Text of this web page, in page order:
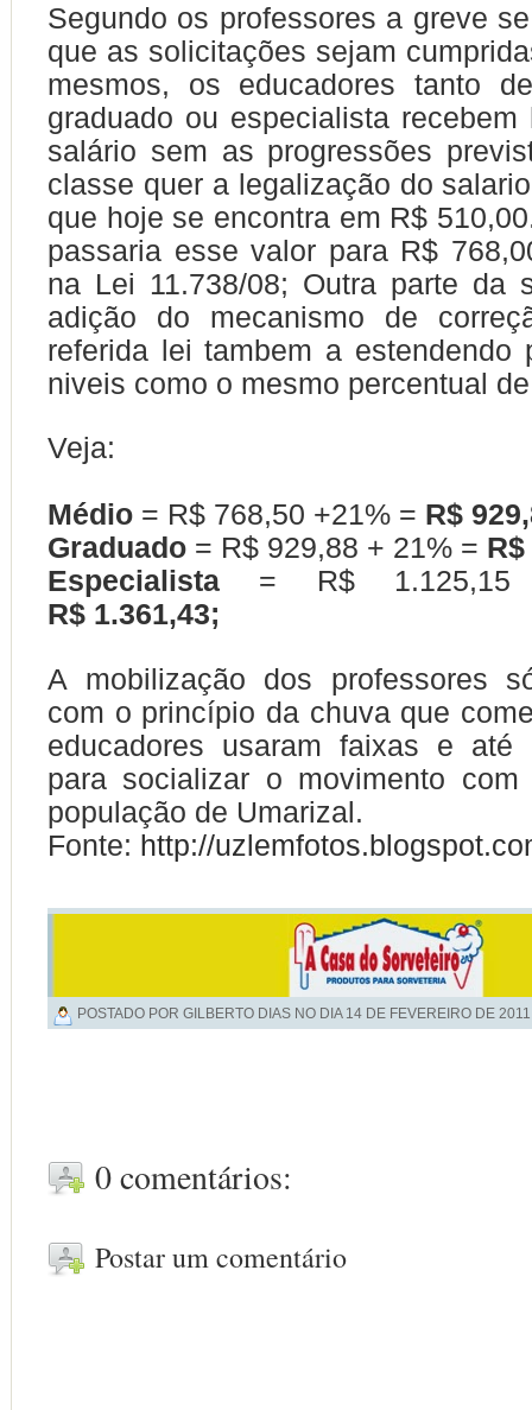
Segundo os professores a greve
que as solicitações sejam
mesmos, os educadores tanto
graduado ou especialista
salário sem as progressões
classe quer a legalização do
que hoje se encontra em R$
passaria esse valor para R$
na Lei 11.738/08; Outra parte da
adição do mecanismo de
referida lei tambem a estendendo
niveis como o mesmo percentual
Veja:
Médio = R$ 768,50 +21% = R$
Graduado = R$ 929,88 + 21% =
Especialista = R$
R$ 1.361,43;
A mobilização dos professores
com o princípio da chuva que
educadores usaram faixas e até
para socializar o movimento
população de Umarizal.
Fonte: http://
POSTADO POR GILBERTO DIAS NO DIA 14 DE FEVEREIRO DE 2011
0 comentários:
Postar um comentário